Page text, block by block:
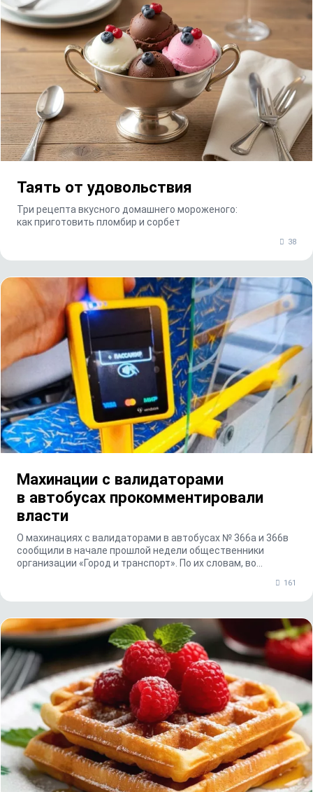
Таять от удовольствия
Три рецепта вкусного домашнего мороженого:
как приготовить пломбир и сорбет
38
Махинации с валидаторами
в автобусах прокомментировали
власти
О махинациях с валидаторами в автобусах № 366а и 366в
сообщили в начале прошлой недели общественники
организации «Город и транспорт». По их словам, во...
161